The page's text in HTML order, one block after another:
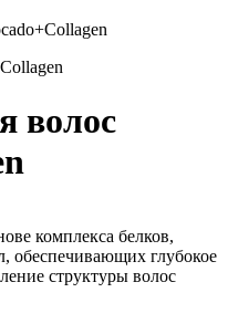
волос
комплекса белков,
обеспечивающих глубокое
структуры волос